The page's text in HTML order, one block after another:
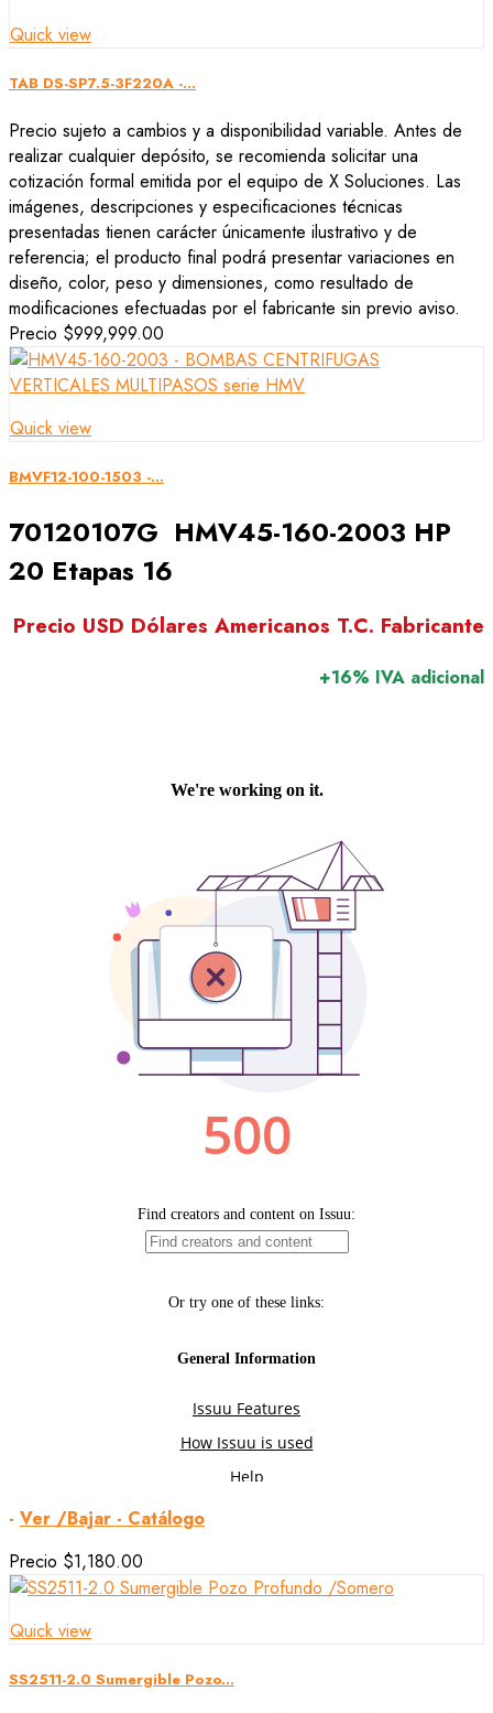
Quick view
TAB DS-SP7.5-3F220A -...
Precio sujeto a cambios y a disponibilidad variable. Antes de
realizar cualquier depósito, se recomienda solicitar una
cotización formal emitida por el equipo de X Soluciones. Las
imágenes, descripciones y especificaciones técnicas
presentadas tienen carácter únicamente ilustrativo y de
referencia; el producto final podrá presentar variaciones en
diseño, color, peso y dimensiones, como resultado de
modificaciones efectuadas por el fabricante sin previo aviso.
Precio $999,999.00
Quick view
BMVF12-100-1503 -...
70120107G HMV45-160-2003 HP
20 Etapas 16
Precio USD Dólares Americanos T.C. Fabricante
+16% IVA adicional
- Ver /Bajar - Catálogo
Precio $1,180.00
Quick view
SS2511-2.0 Sumergible Pozo...